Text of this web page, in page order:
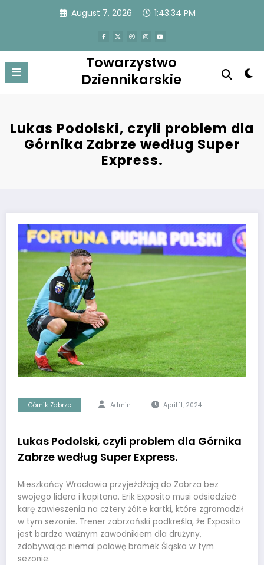
August 7, 2026 1:43:34 PM
Towarzystwo
Dziennikarskie
Lukas Podolski, czyli problem dla
Górnika Zabrze według Super
Express.
Górnik Zabrze Admin April 11, 2024
Lukas Podolski, czyli problem dla Górnika
Zabrze według Super Express.
Mieszkańcy Wrocławia przyjeżdżają do Zabrza bez
swojego lidera i kapitana. Erik Exposito musi odsiedzieć
karę zawieszenia na cztery żółte kartki, które zgromadził
w tym sezonie. Trener zabrzański podkreśla, że Exposito
jest bardzo ważnym zawodnikiem dla drużyny,
zdobywając niemal połowę bramek Śląska w tym
sezonie.